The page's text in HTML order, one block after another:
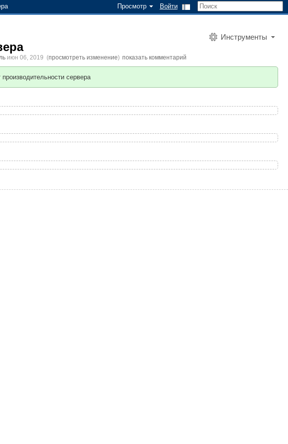
Просмотр Войти
Инструменты
июн 06, 2019 (просмотреть изменение) показать комментарий
сервера